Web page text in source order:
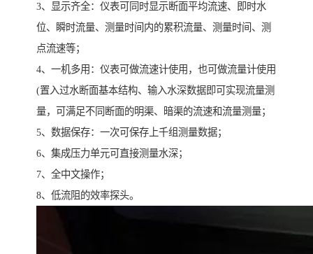
3、显示齐全：仪表可同时显示断面平均流速、即时水
位、瞬时流量、测量时间内的累积流量、测量时间、测
点流速等；
4、一机多用：仪表可做流速计使用，也可做流量计使用
(置入过水断面基本结构、输入水深数据即可实现流量测
量，可满足不同断面的明渠、暗渠的流速和流量测量；
5、数据保存：一次可保存上千组测量数据；
6、集成压力单元可直接测量水深；
7、全中文操作；
8、低流阻的效率探头。